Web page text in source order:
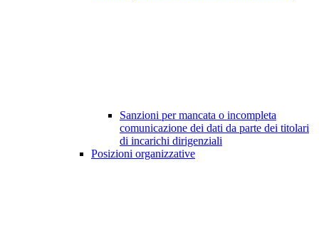
Sanzioni per mancata o incompleta
comunicazione dei dati da parte dei titolari
di incarichi dirigenziali
Posizioni organizzative